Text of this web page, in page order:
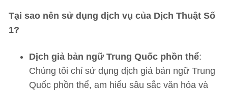
Tại sao nên sử dụng dịch vụ của Dịch Thuật Số
1?
Dịch giả bản ngữ Trung Quốc phồn thể:
Chúng tôi chỉ sử dụng dịch giả bản ngữ Trung
Quốc phồn thể, am hiểu sâu sắc văn hóa và